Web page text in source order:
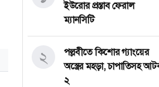
ইউরোর প্রস্তাব ফেরাল
ম্যানসিটি
পল্লবীতে কিশোর গ্যাংয়ের
অস্ত্রের মহড়া, চাপাতিসহ
২
২